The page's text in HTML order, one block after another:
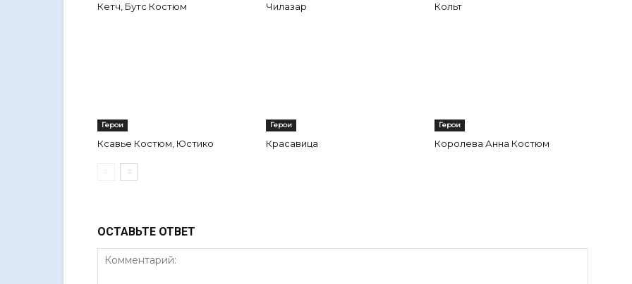
Кетч, Бутс Костюм Чилазар Кольт
Герои
Ксавье Костюм, Юстико
Герои
Красавица
Герои
Королева Анна Костюм
ОСТАВЬТЕ ОТВЕТ